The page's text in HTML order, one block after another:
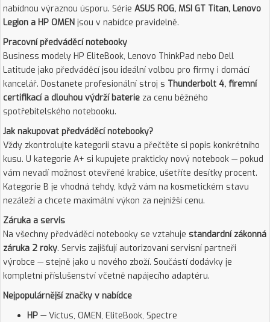
nabídnou výraznou úsporu. Série ASUS ROG, MSI GT Titan, Lenovo
Legion a HP OMEN jsou v nabídce pravidelně.
Pracovní předváděcí notebooky
Business modely HP EliteBook, Lenovo ThinkPad nebo Dell
Latitude jako předváděcí jsou ideální volbou pro firmy i domácí
kancelář. Dostanete profesionální stroj s Thunderbolt 4, firemní
certifikací a dlouhou výdrží baterie za cenu běžného
spotřebitelského notebooku.
Jak nakupovat předváděcí notebooky?
Vždy zkontrolujte kategorii stavu a přečtěte si popis konkrétního
kusu. U kategorie A+ si kupujete prakticky nový notebook — pokud
vám nevadí možnost otevřené krabice, ušetříte desítky procent.
Kategorie B je vhodná tehdy, když vám na kosmetickém stavu
nezáleží a chcete maximální výkon za nejnižší cenu.
Záruka a servis
Na všechny předváděcí notebooky se vztahuje standardní zákonná
záruka 2 roky. Servis zajišťují autorizovaní servisní partneři
výrobce — stejně jako u nového zboží. Součástí dodávky je
kompletní příslušenství včetně napájecího adaptéru.
Nejpopulárnější značky v nabídce
HP — Victus, OMEN, EliteBook, Spectre